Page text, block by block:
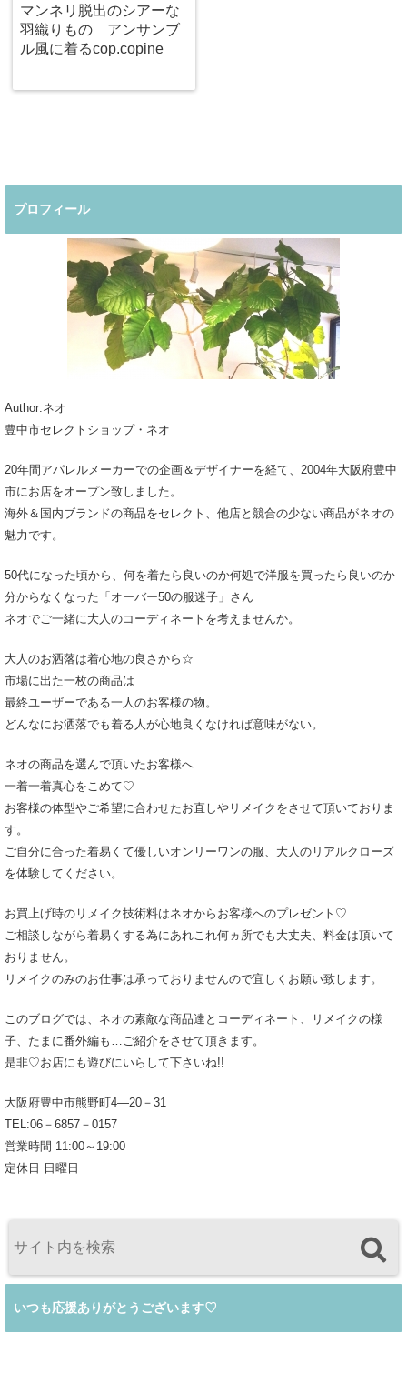
マンネリ脱出のシアーな
羽織りもの アンサンブ
ル風に着るcop.copine
プロフィール
Author:ネオ
豊中市セレクトショップ・ネオ
20年間アパレルメーカーでの企画＆デザイナーを経て、2004年大阪府豊中
市にお店をオープン致しました。
海外＆国内ブランドの商品をセレクト、他店と競合の少ない商品がネオの
魅力です。
50代になった頃から、何を着たら良いのか何処で洋服を買ったら良いのか
分からなくなった「オーバー50の服迷子」さん
ネオでご一緒に大人のコーディネートを考えませんか。
大人のお洒落は着心地の良さから☆
市場に出た一枚の商品は
最終ユーザーである一人のお客様の物。
どんなにお洒落でも着る人が心地良くなければ意味がない。
ネオの商品を選んで頂いたお客様へ
一着一着真心をこめて♡
お客様の体型やご希望に合わせたお直しやリメイクをさせて頂いておりま
す。
ご自分に合った着易くて優しいオンリーワンの服、大人のリアルクローズ
を体験してください。
お買上げ時のリメイク技術料はネオからお客様へのプレゼント♡
ご相談しながら着易くする為にあれこれ何ヵ所でも大丈夫、料金は頂いて
おりません。
リメイクのみのお仕事は承っておりませんので宜しくお願い致します。
このブログでは、ネオの素敵な商品達とコーディネート、リメイクの様
子、たまに番外編も…ご紹介をさせて頂きます。
是非♡お店にも遊びにいらして下さいね!!
大阪府豊中市熊野町4―20－31
TEL:06－6857－0157
営業時間 11:00～19:00
定休日 日曜日
いつも応援ありがとうございます♡